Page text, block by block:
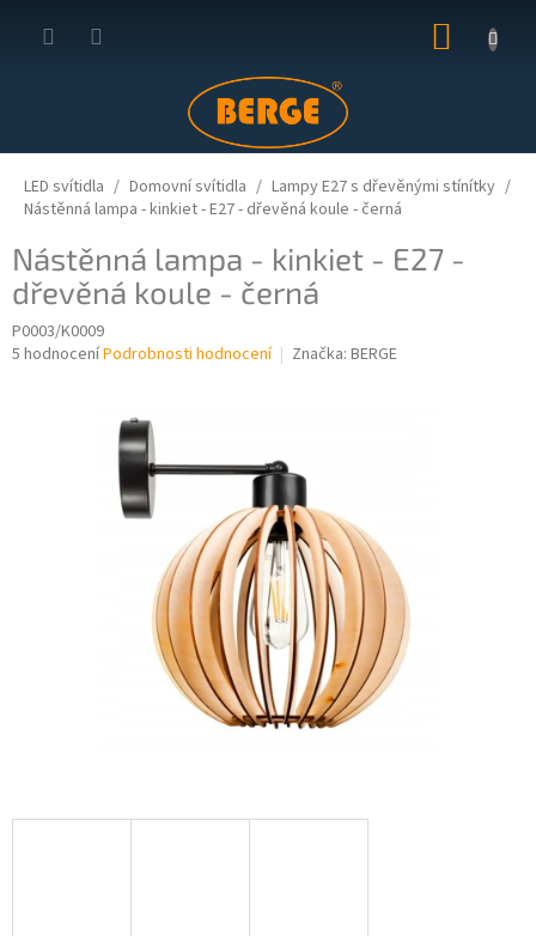
KOŠÍK
LED svítidla Domovní svítidla
Lampy E27 s dřevěnými stínítky
Nástěnná lampa - kinkiet - E27 - dřevěná koule - černá
Nástěnná lampa - kinkiet - E27 -
dřevěná koule - černá
P0003/K0009
Průměrné
5 hodnoceníPodrobnosti hodnocení Značka: BERGE